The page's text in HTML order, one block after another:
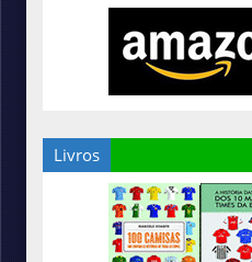
Livros